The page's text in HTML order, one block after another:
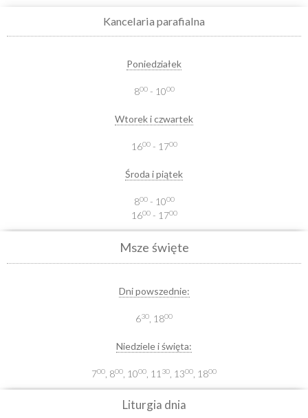
Kancelaria parafialna
Poniedziałek
800- 1000
Wtorek i czwartek
1600- 1700
Środa i piątek
800- 1000
1600- 1700
Msze święte
Dni powszednie:
630 , 1800
Niedziele i święta:
700 , 800 , 1000 , 11 30 , 1300 , 1800
Liturgia dnia